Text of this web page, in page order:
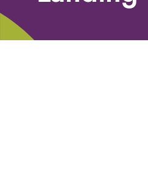
Fundraising Academy